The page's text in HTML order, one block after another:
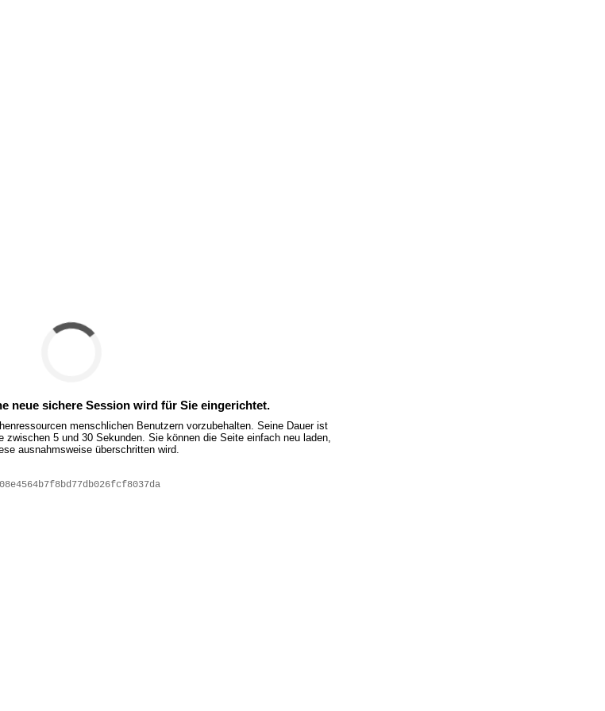
neue sichere Session wird für Sie eingerichtet.
menschlichen Benutzern vorzubehalten. Seine Dauer ist
zwischen 5 und 30 Sekunden. Sie können die Seite einfach neu laden,
ausnahmsweise überschritten wird.